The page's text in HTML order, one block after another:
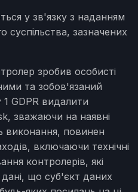
у зв'язку з наданням
суспільства, зазначених
зробив особисті
та зобов'язаний
1 GDPR видалити
зважаючи на наявні
виконання, повинен
включаючи технічні
контролерів, які
що суб'єкт даних